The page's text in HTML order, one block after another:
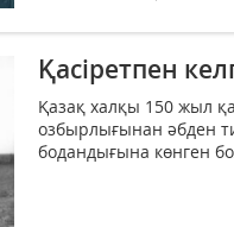
Қасіретпен
Қазақ халқы 150 жыл
озбырлығынан әбден
бодандығына көнген